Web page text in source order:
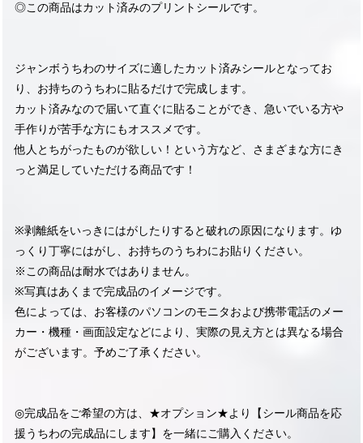
◎この商品はカット済みのプリントシールです。
ジャンボうちわのサイズに適したカット済みシールとなってお
り、お持ちのうちわに貼るだけで完成します。
カット済みなので届いて直ぐに貼ることができ、急いでいる方や
手作りが苦手な方にもオススメです。
他人とちがったものが欲しい！という方など、さまざまな方にき
っと満足していただける商品です！
※剥離紙をいっきにはがしたりすると破れの原因になります。ゆ
っくり丁寧にはがし、お持ちのうちわにお貼りください。
※この商品は耐水ではありません。
※写真はあくまで完成品のイメージです。
色によっては、お客様のパソコンのモニタおよび携帯電話のメー
カー・機種・画面設定などにより、実際の見え方とは異なる場合
がございます。予めご了承ください。
◎完成品をご希望の方は、★オプション★より【シール商品を応
援うちわの完成品にします】を一緒にご購入ください。